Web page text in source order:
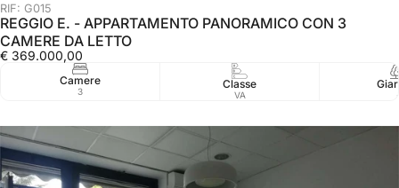
RIF: G015
REGGIO E. - APPARTAMENTO PANORAMICO CON 3
CAMERE DA LETTO
€ 369.000,00
Camere
3
Classe
VA